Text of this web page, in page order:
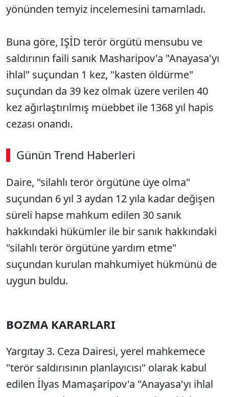
yönünden temyiz incelemesini tamamladı.
Buna göre, IŞİD terör örgütü mensubu ve
saldırının faili sanık Masharipov'a "Anayasa'yı
ihlal" suçundan 1 kez, "kasten öldürme"
suçundan da 39 kez olmak üzere verilen 40
kez ağırlaştırılmış müebbet ile 1368 yıl hapis
cezası onandı.
Günün Trend Haberleri
Daire, "silahlı terör örgütüne üye olma"
suçundan 6 yıl 3 aydan 12 yıla kadar değişen
süreli hapse mahkum edilen 30 sanık
hakkındaki hükümler ile bir sanık hakkındaki
"silahlı terör örgütüne yardım etme"
suçundan kurulan mahkumiyet hükmünü de
uygun buldu.
BOZMA KARARLARI
Yargıtay 3. Ceza Dairesi, yerel mahkemece
"terör saldırısının planlayıcısı" olarak kabul
edilen İlyas Mamaşaripov'a "Anayasa'yı ihlal